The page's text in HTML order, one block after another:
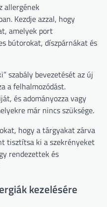
allergének
Kezdje azzal, hogy
amelyek port
bútorokat, díszpárnákat és
szabály bevezetését az új
a felhalmozódást.
és adományozza vagy
már nincs szüksége.
hogy a tárgyakat zárva
tisztítsa ki a szekrényeket
rendezettek és
kezelésére